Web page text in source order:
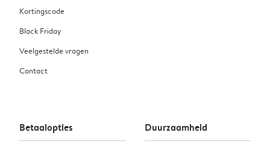
Kortingscode
Black Friday
Veelgestelde vragen
Contact
Betaalopties Duurzaamheid